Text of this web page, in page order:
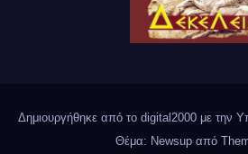
Δημιουργήθηκε από το digital2000 με την
Θέμα: Newsup από